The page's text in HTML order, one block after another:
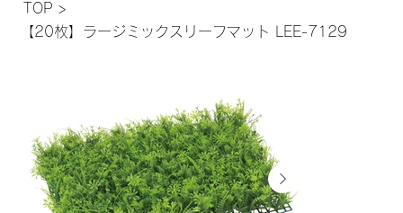
TOP >
【20枚】ラージミックスリーフマット LEE-7129